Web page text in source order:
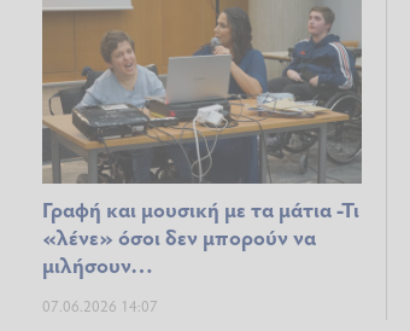
Γραφή και μουσική με τα μάτια -Τι
«λένε» όσοι δεν μπορούν να
μιλήσουν…
07.06.2026 14:07